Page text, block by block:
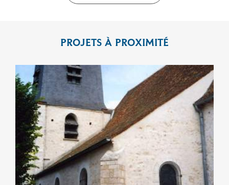
PROJETS À PROXIMITÉ